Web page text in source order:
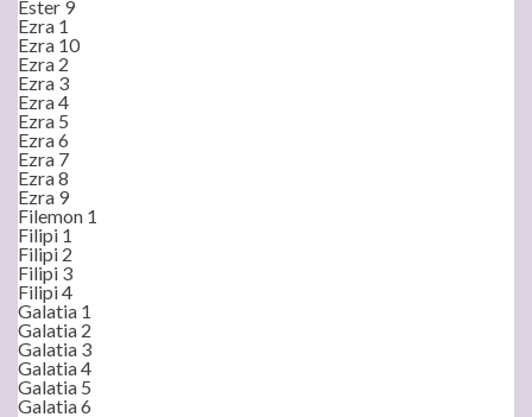
Ester 9
Ezra 1
Ezra 10
Ezra 2
Ezra 3
Ezra 4
Ezra 5
Ezra 6
Ezra 7
Ezra 8
Ezra 9
Filemon 1
Filipi 1
Filipi 2
Filipi 3
Filipi 4
Galatia 1
Galatia 2
Galatia 3
Galatia 4
Galatia 5
Galatia 6